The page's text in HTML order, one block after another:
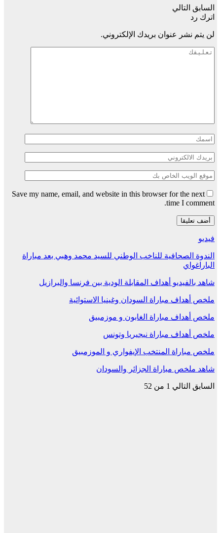
السابق التالي
اترك رد
لن يتم نشر عنوان بريدك الإلكتروني.
Save my name, email, and website in this browser for the next
time I comment.
فيديو
الندوة الصحافية للناخب الوطني للسيد محمد وهبي بعد مباراة
الباراغواي
شاهد بالفيديو أهداف المقابلة الودية بين فرنسا والبرازيل
ملخص أهداف مباراة السودان وغينيا الاستوائية
ملخص أهداف مباراة الغابون و موزمبيق
ملخص أهداف مباراة نيجيريا وتونس
ملخص مباراة المنتخب الإيفواري و الموزمبيق
شاهد ملخص مباراة الجزائر والسودان
السابق التالي 1 من 52